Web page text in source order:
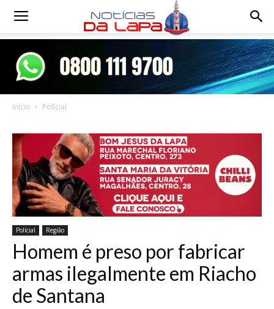
Notícias
Início Polícial
Polícial Região
Homem é preso por fabricar
armas ilegalmente em Riacho
de Santana